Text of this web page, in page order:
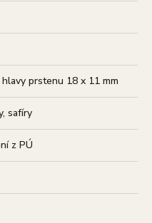
prstenu 18 x 11 mm
safíry
z PÚ